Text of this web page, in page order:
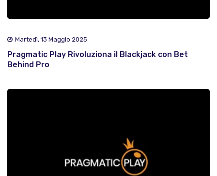
Martedì, 13 Maggio 2025
Pragmatic Play Rivoluziona il Blackjack con Bet
Behind Pro